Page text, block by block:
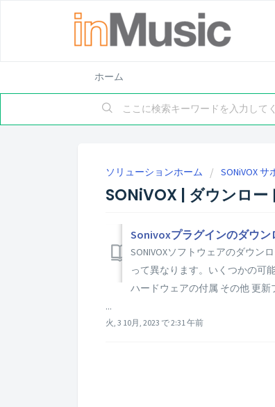
ホーム
ソリューションホーム SONiVOX サ
SONiVOX | ダウンロー
Sonivoxプラグインのダウ
SONIVOXソフトウェアのダウン
って異なります。いくつかの可
ハードウェアの付属 その他 更
...
火, 3 10月, 2023 で 2:31 午前